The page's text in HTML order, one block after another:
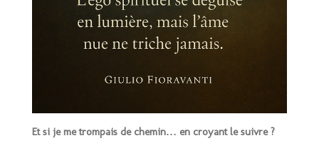
Et si je me trompais de chemin… en croyant le suivre ?